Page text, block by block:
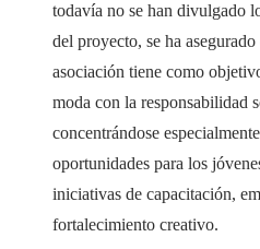
todavía no se han divulgado
del proyecto, se ha asegurado
asociación tiene como
moda con la responsabilidad
concentrándose
oportunidades para los
iniciativas de capacitación,
fortalecimiento creativo.